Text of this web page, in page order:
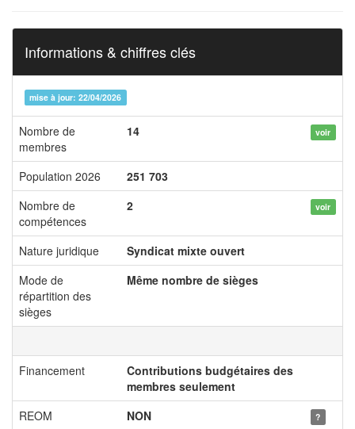
Informations & chiffres clés
mise à jour: 22/04/2026
Nombre de
membres
14 voir
Population 2026
251 703
Nombre de
compétences
2 voir
Nature juridique
Syndicat mixte ouvert
Mode de
répartition des
sièges
Même nombre de sièges
Financement
Contributions budgétaires des
membres seulement
REOM
NON ?